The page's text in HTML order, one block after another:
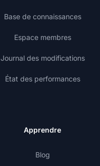
Base de connaissances
Espace membres
Journal des modifications
État des performances
Apprendre
Blog